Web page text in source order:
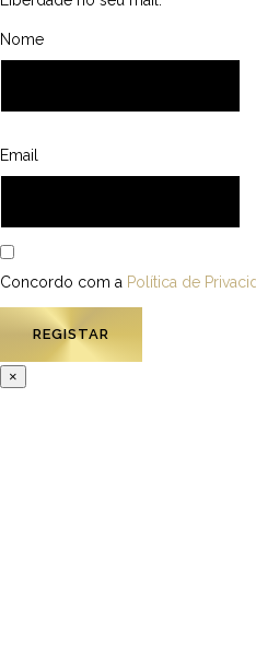
Nome
Email
Concordo com a Política de
×